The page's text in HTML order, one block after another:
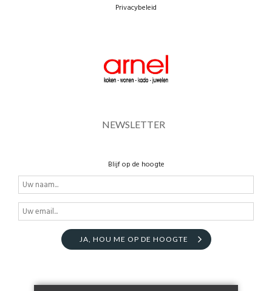
Privacybeleid
NEWSLETTER
Blijf op de hoogte
JA, HOU ME OP DE HOOGTE